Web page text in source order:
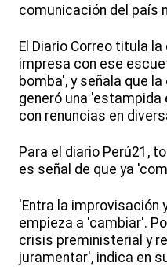
comunicación del país
El Diario Correo titula
impresa con ese
bomba', y señala que
generó una 'estampida
con renuncias en
Para el diario Perú21,
es señal de que ya
'Entra la improvisación
empieza a 'cambiar'.
crisis preministerial y
juramentar', indica en